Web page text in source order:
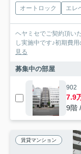
オートロック エレ
ヘヤミセでご契約頂い
し実施中です♪初期費
見る
募集中の部屋
902
7.9
9階
賃貸マンション